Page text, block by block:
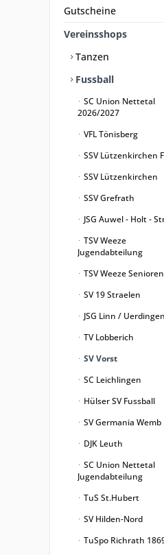
Gutscheine
Vereinsshops
Tanzen
Fussball
SC Union Nettetal
2026/2027
VFL Tönisberg
SSV Lützenkirchen
SSV Lützenkirchen
SSV Grefrath
JSG Auwel - Holt -
TSV Weeze
Jugendabteilung
TSV Weeze Senioren
SV 19 Straelen
JSG Linn / Uerdingen
TV Lobberich
SV Vorst
SC Leichlingen
Hülser SV Fussball
SV Germania Wemb
DJK Leuth
SC Union Nettetal
Jugendabteilung
TuS St.Hubert
SV Hilden-Nord
TuSpo Richrath